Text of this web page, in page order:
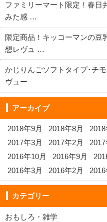
ファミリーマート限定！春日
みた感 …
限定商品！キッコーマンの豆
想レヴュ …
かじりんごソフトタイプ･チ
ヴュー
アーカイブ
2018年9月 2018年8月 2018
2017年3月
2017年2月 2017
2016年10月
2016年9月
2016年3月
2016年2月 2016
カテゴリー
おもしろ・雑学